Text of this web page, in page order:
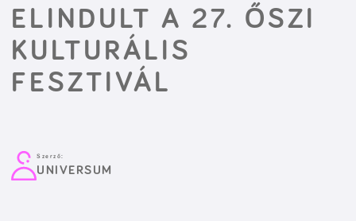
ELINDULT A 27. ŐSZI
KULTURÁLIS
FESZTIVÁL
Szerző:
UNIVERSUM